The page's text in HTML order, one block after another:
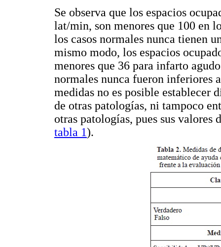
Se observa que los espacios
lat/min, son menores que 100 en
los casos normales nunca tienen
mismo modo, los espacios
menores que 36 para infarto
normales nunca fueron inferiores
medidas no es posible establecer
de otras patologías, ni tampoco
otras patologías, pues sus valores
tabla 1).